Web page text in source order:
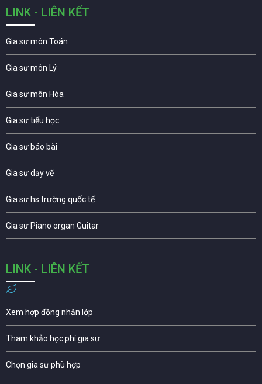
LINK - LIÊN KẾT
Gia sư môn Toán
Gia sư môn Lý
Gia sư môn Hóa
Gia sư tiểu học
Gia sư báo bài
Gia sư dạy vẽ
Gia sư hs trường quốc tế
Gia sư Piano organ Guitar
LINK - LIÊN KẾT
Xem hợp đồng nhận lớp
Tham khảo học phí gia sư
Chọn gia sư phù hợp